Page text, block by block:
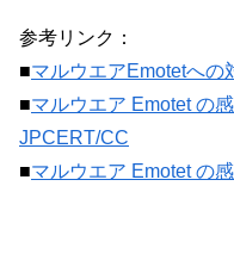
参考リンク：
■マルウエアEmotetへの
■マルウエア Emotet の
JPCERT/CC
■マルウエア Emotet の